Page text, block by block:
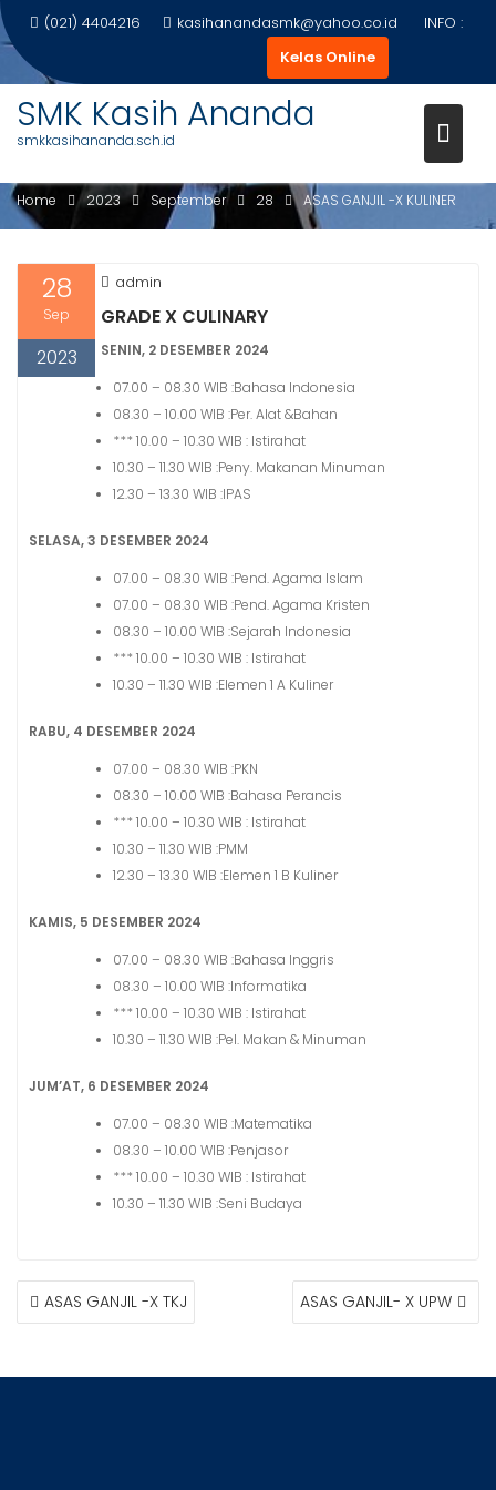
Skip
to
content
(021) 4404216 kasihanandasmk@yahoo.co.id
INFO :
Kelas Online
SMK Kasih Ananda
smkkasihananda.sch.id
ASAS GANJIL -X KULINER
Home 2023 September 28 ASAS GANJIL -X KULINER
28
Sep
2023
admin
GRADE X CULINARY
SENIN, 2 DESEMBER 2024
07.00 – 08.30 WIB :Bahasa Indonesia
08.30 – 10.00 WIB :Per. Alat &Bahan
*** 10.00 – 10.30 WIB : Istirahat
10.30 – 11.30 WIB :Peny. Makanan Minuman
12.30 – 13.30 WIB :IPAS
SELASA, 3 DESEMBER 2024
07.00 – 08.30 WIB :Pend. Agama Islam
07.00 – 08.30 WIB :Pend. Agama Kristen
08.30 – 10.00 WIB :Sejarah Indonesia
*** 10.00 – 10.30 WIB : Istirahat
10.30 – 11.30 WIB :Elemen 1 A Kuliner
RABU, 4 DESEMBER 2024
07.00 – 08.30 WIB :PKN
08.30 – 10.00 WIB :Bahasa Perancis
*** 10.00 – 10.30 WIB : Istirahat
10.30 – 11.30 WIB :PMM
12.30 – 13.30 WIB :Elemen 1 B Kuliner
KAMIS, 5 DESEMBER 2024
07.00 – 08.30 WIB :Bahasa Inggris
08.30 – 10.00 WIB :Informatika
*** 10.00 – 10.30 WIB : Istirahat
10.30 – 11.30 WIB :Pel. Makan & Minuman
JUM’AT, 6 DESEMBER 2024
07.00 – 08.30 WIB :Matematika
08.30 – 10.00 WIB :Penjasor
*** 10.00 – 10.30 WIB : Istirahat
10.30 – 11.30 WIB :Seni Budaya
POST
NAVIGATION
ASAS GANJIL -X TKJ ASAS GANJIL- X UPW